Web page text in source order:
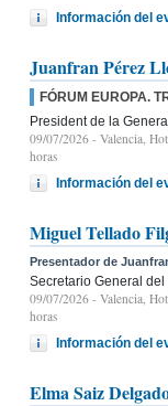
Información del
Juanfran Pérez
FÓRUM EUROPA.
President de la
09/07/2026 - Valencia,
horas
Información del
Miguel Tellado
Presentador de
Secretario General
09/07/2026 - Valencia,
horas
Información del
Elma Saiz